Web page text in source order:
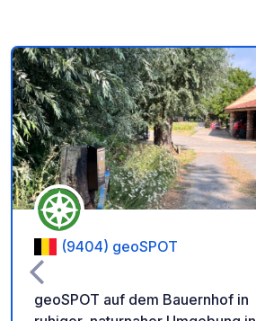
(9404) geoSPOT
geoSPOT auf dem Bauernhof in